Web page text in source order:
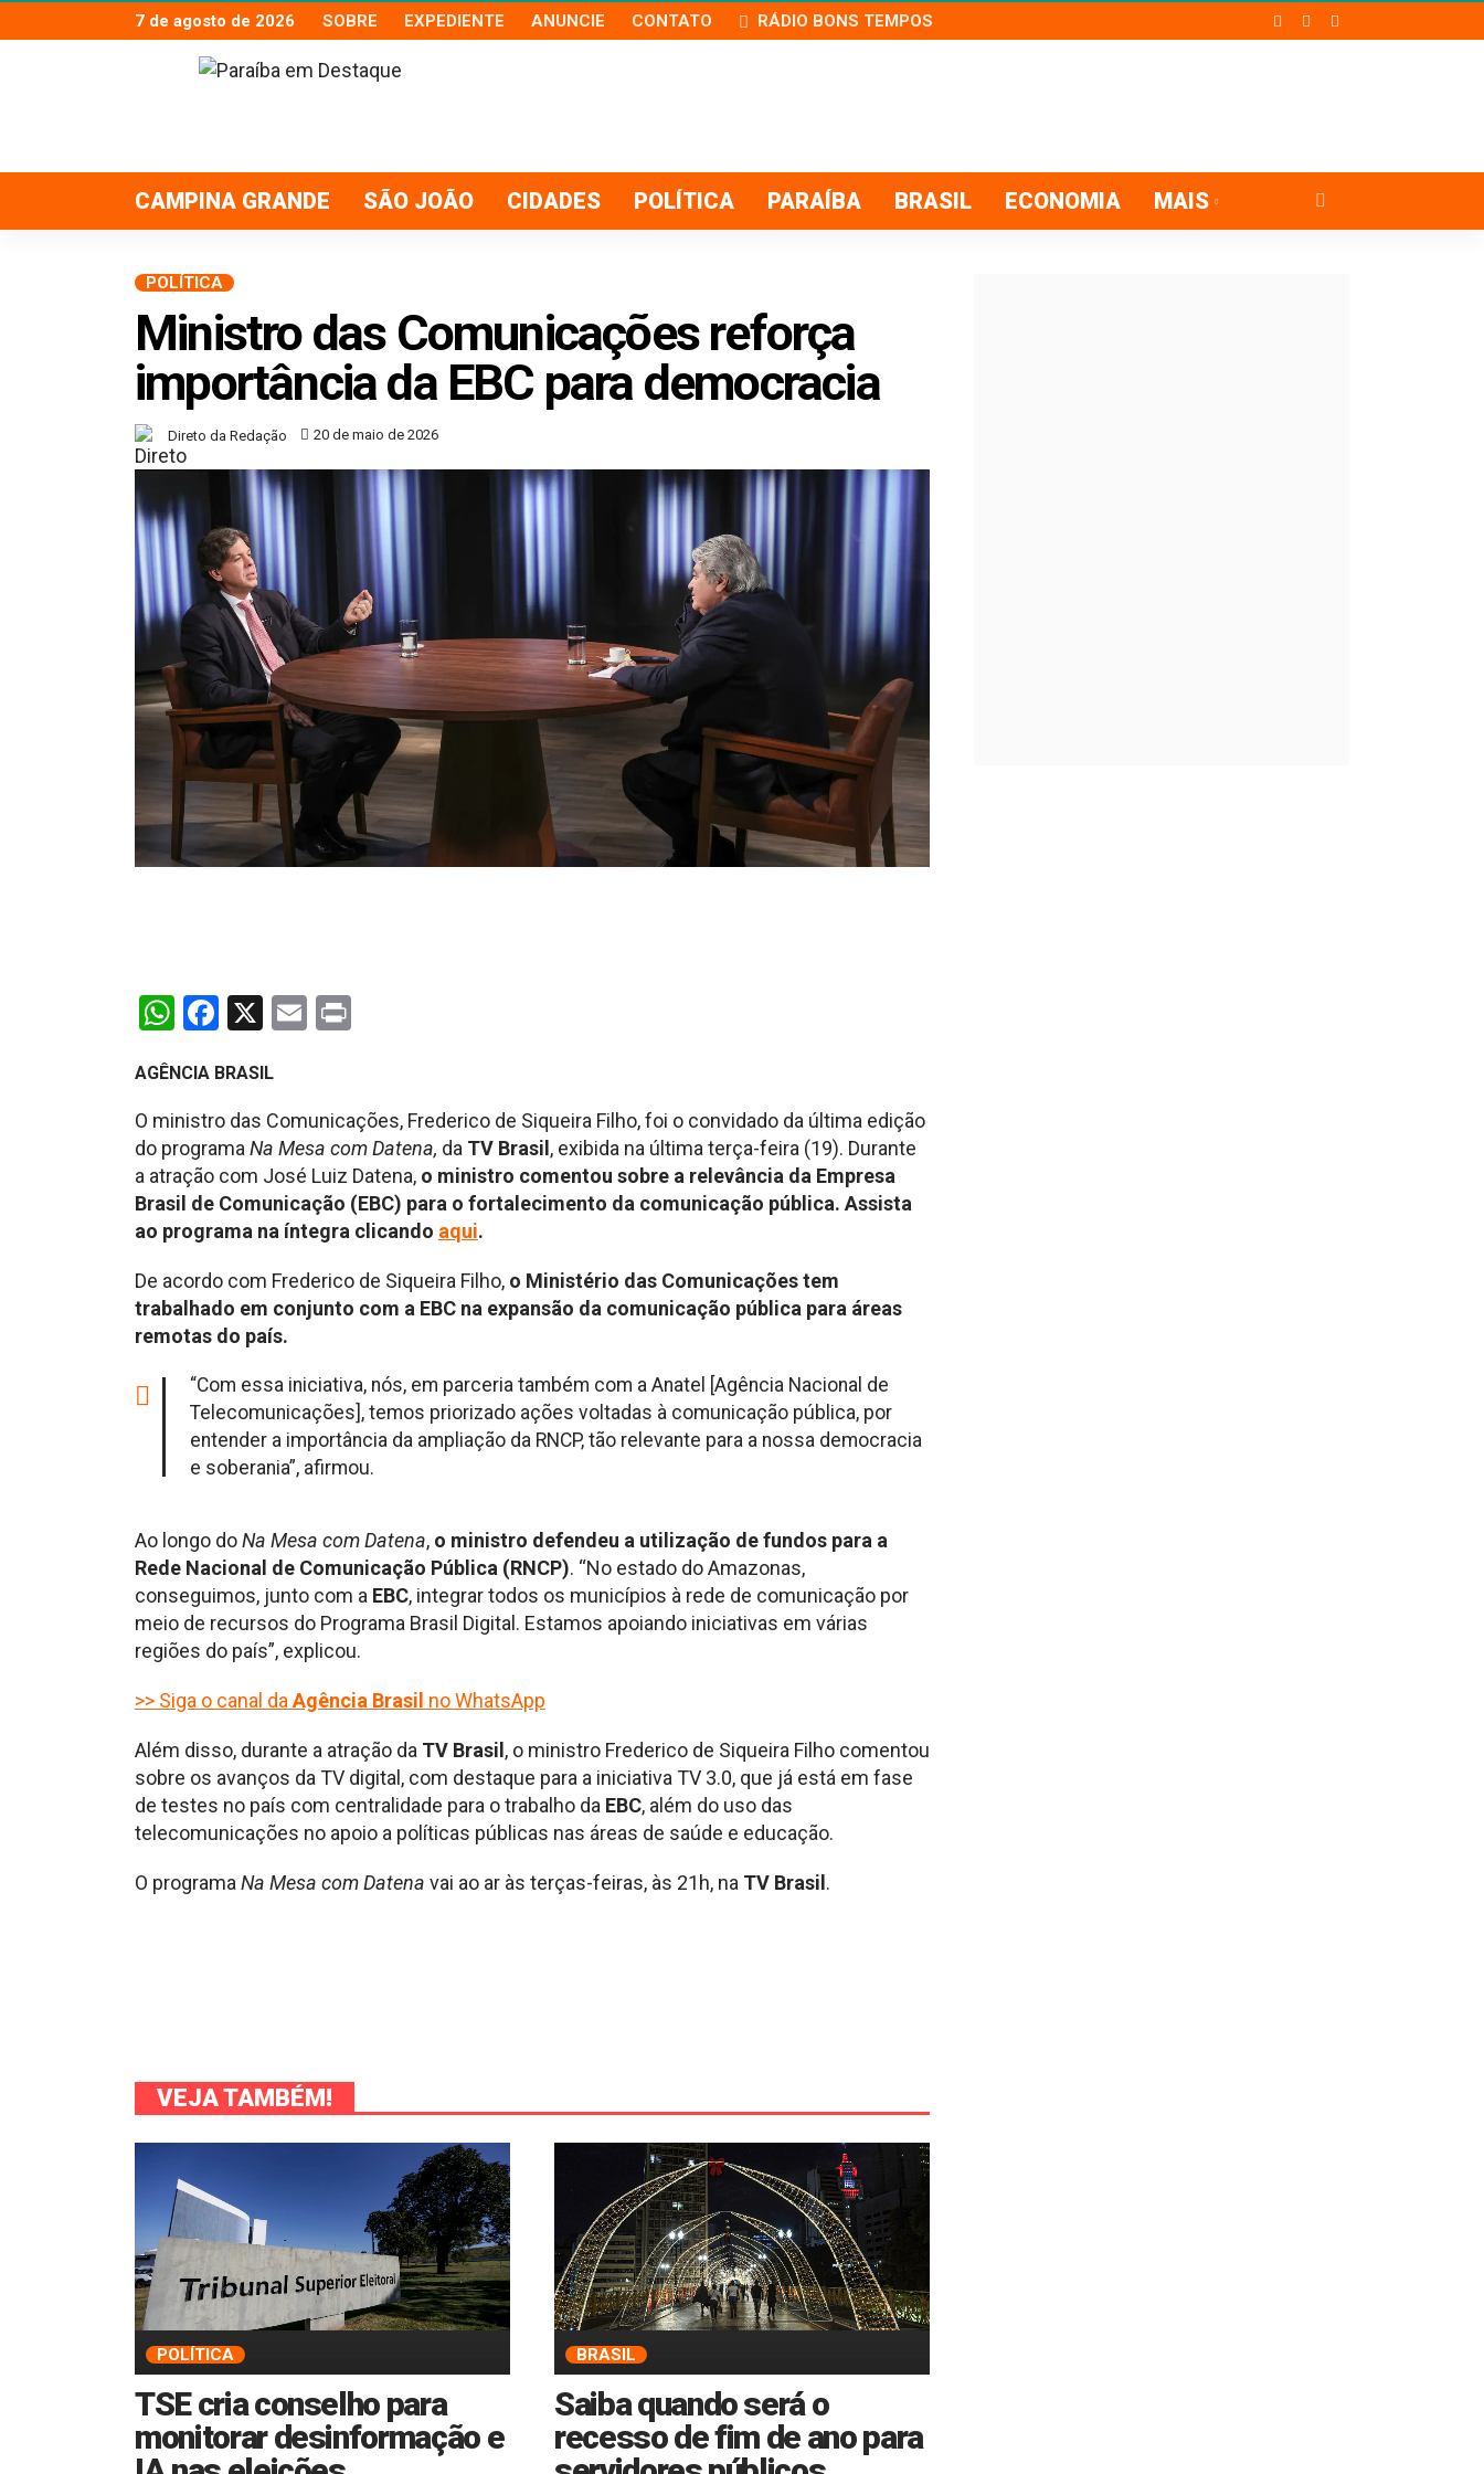
7 de agosto de 2026 SOBRE EXPEDIENTE ANUNCIE CONTATO RÁDIO BONS TEMPOS
CAMPINA GRANDE SÃO JOÃO CIDADES POLÍTICA PARAÍBA BRASIL ECONOMIA MAIS
POLÍTICA
Ministro das Comunicações reforça
importância da EBC para democracia
Direto da Redação 20 de maio de 2026
WhatsApp
Facebook
X Email
AGÊNCIA BRASIL
O ministro das Comunicações, Frederico de Siqueira Filho, foi o convidado da última edição
do programa Na Mesa com Datena, da TV Brasil, exibida na última terça-feira (19). Durante
a atração com José Luiz Datena, o ministro comentou sobre a relevância da Empresa
Brasil de Comunicação (EBC) para o fortalecimento da comunicação pública. Assista
ao programa na íntegra clicando aqui.
De acordo com Frederico de Siqueira Filho, o Ministério das Comunicações tem
trabalhado em conjunto com a EBC na expansão da comunicação pública para áreas
remotas do país.
“Com essa iniciativa, nós, em parceria também com a Anatel [Agência Nacional de
Telecomunicações], temos priorizado ações voltadas à comunicação pública, por
entender a importância da ampliação da RNCP, tão relevante para a nossa democracia
e soberania”, afirmou.
Ao longo doNa Mesa com Datena, o ministro defendeu a utilização de fundos para a
Rede Nacional de Comunicação Pública (RNCP). “No estado do Amazonas,
conseguimos, junto com a EBC, integrar todos os municípios à rede de comunicação por
meio de recursos do Programa Brasil Digital. Estamos apoiando iniciativas em várias
regiões do país”, explicou.
>> Siga o canal da Agência Brasil no WhatsApp
Além disso, durante a atração da TV Brasil, o ministro Frederico de Siqueira Filho comentou
sobre os avanços da TV digital, com destaque para a iniciativa TV 3.0, que já está em fase
de testes no país com centralidade para o trabalho da EBC, além do uso das
telecomunicações no apoio a políticas públicas nas áreas de saúde e educação.
O programa Na Mesa com Datena vai ao ar às terças-feiras, às 21h, na TV Brasil.
VEJA TAMBÉM!
POLÍTICA
TSE cria conselho para
monitorar desinformação e
BRASIL
Saiba quando será o
recesso de fim de ano para